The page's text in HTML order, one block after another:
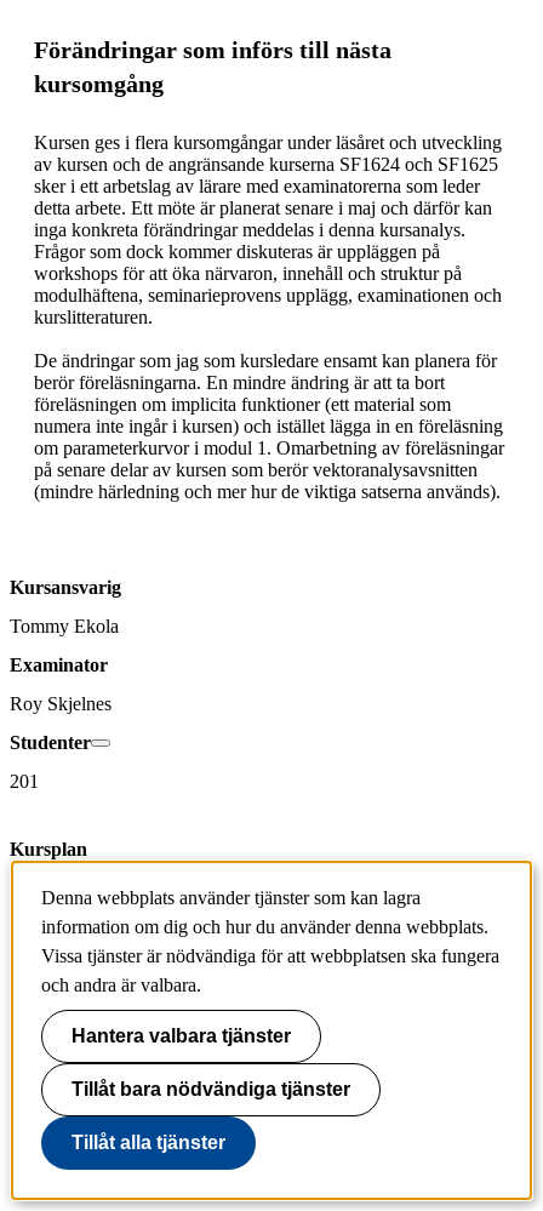
Förändringar som införs till nästa
kursomgång
Kursen ges i flera kursomgångar under läsåret och utveckling
av kursen och de angränsande kurserna SF1624 och SF1625
sker i ett arbetslag av lärare med examinatorerna som leder
detta arbete. Ett möte är planerat senare i maj och därför kan
inga konkreta förändringar meddelas i denna kursanalys.
Frågor som dock kommer diskuteras är uppläggen på
workshops för att öka närvaron, innehåll och struktur på
modulhäftena, seminarieprovens upplägg, examinationen och
kurslitteraturen.
De ändringar som jag som kursledare ensamt kan planera för
berör föreläsningarna. En mindre ändring är att ta bort
föreläsningen om implicita funktioner (ett material som
numera inte ingår i kursen) och istället lägga in en föreläsning
om parameterkurvor i modul 1. Omarbetning av föreläsningar
på senare delar av kursen som berör vektoranalysavsnitten
(mindre härledning och mer hur de viktiga satserna används).
Kursansvarig
Tommy Ekola
Examinator
Roy Skjelnes
Studenter
201
Kursplan
Kursplan SF1626 ( HT 2019 -  )
Kurs-PM
Inget kurs-PM tillagt
Obligatorisk inom program
CMATD, CMEDT, CELTE
Resultat på kurs
Totalt antal
Denna webbplats använder tjänster som kan lagra
information om dig och hur du använder denna webbplats.
Vissa tjänster är nödvändiga för att webbplatsen ska fungera
och andra är valbara.
Hantera valbara tjänster
Tillåt bara nödvändiga tjänster
Tillåt alla tjänster